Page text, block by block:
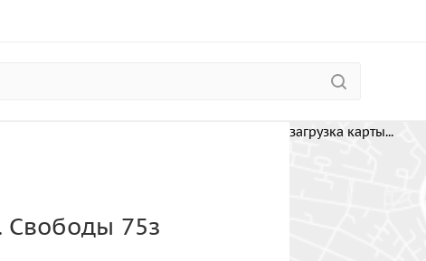
Свободы 75з
загрузка карты...